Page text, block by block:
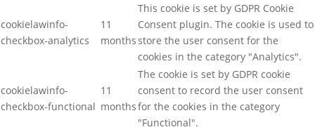
cookielawinfo-
checkbox-analytics
11
months
This cookie is set by GDPR Cookie
Consent plugin. The cookie is used to
store the user consent for the
cookies in the category "Analytics".
cookielawinfo-
checkbox-functional
11
months
The cookie is set by GDPR cookie
consent to record the user consent
for the cookies in the category
"Functional".